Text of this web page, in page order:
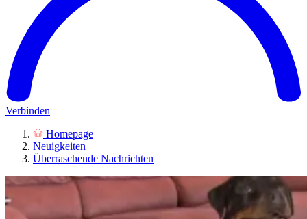
Verbinden
Homepage
Neuigkeiten
Überraschende Nachrichten